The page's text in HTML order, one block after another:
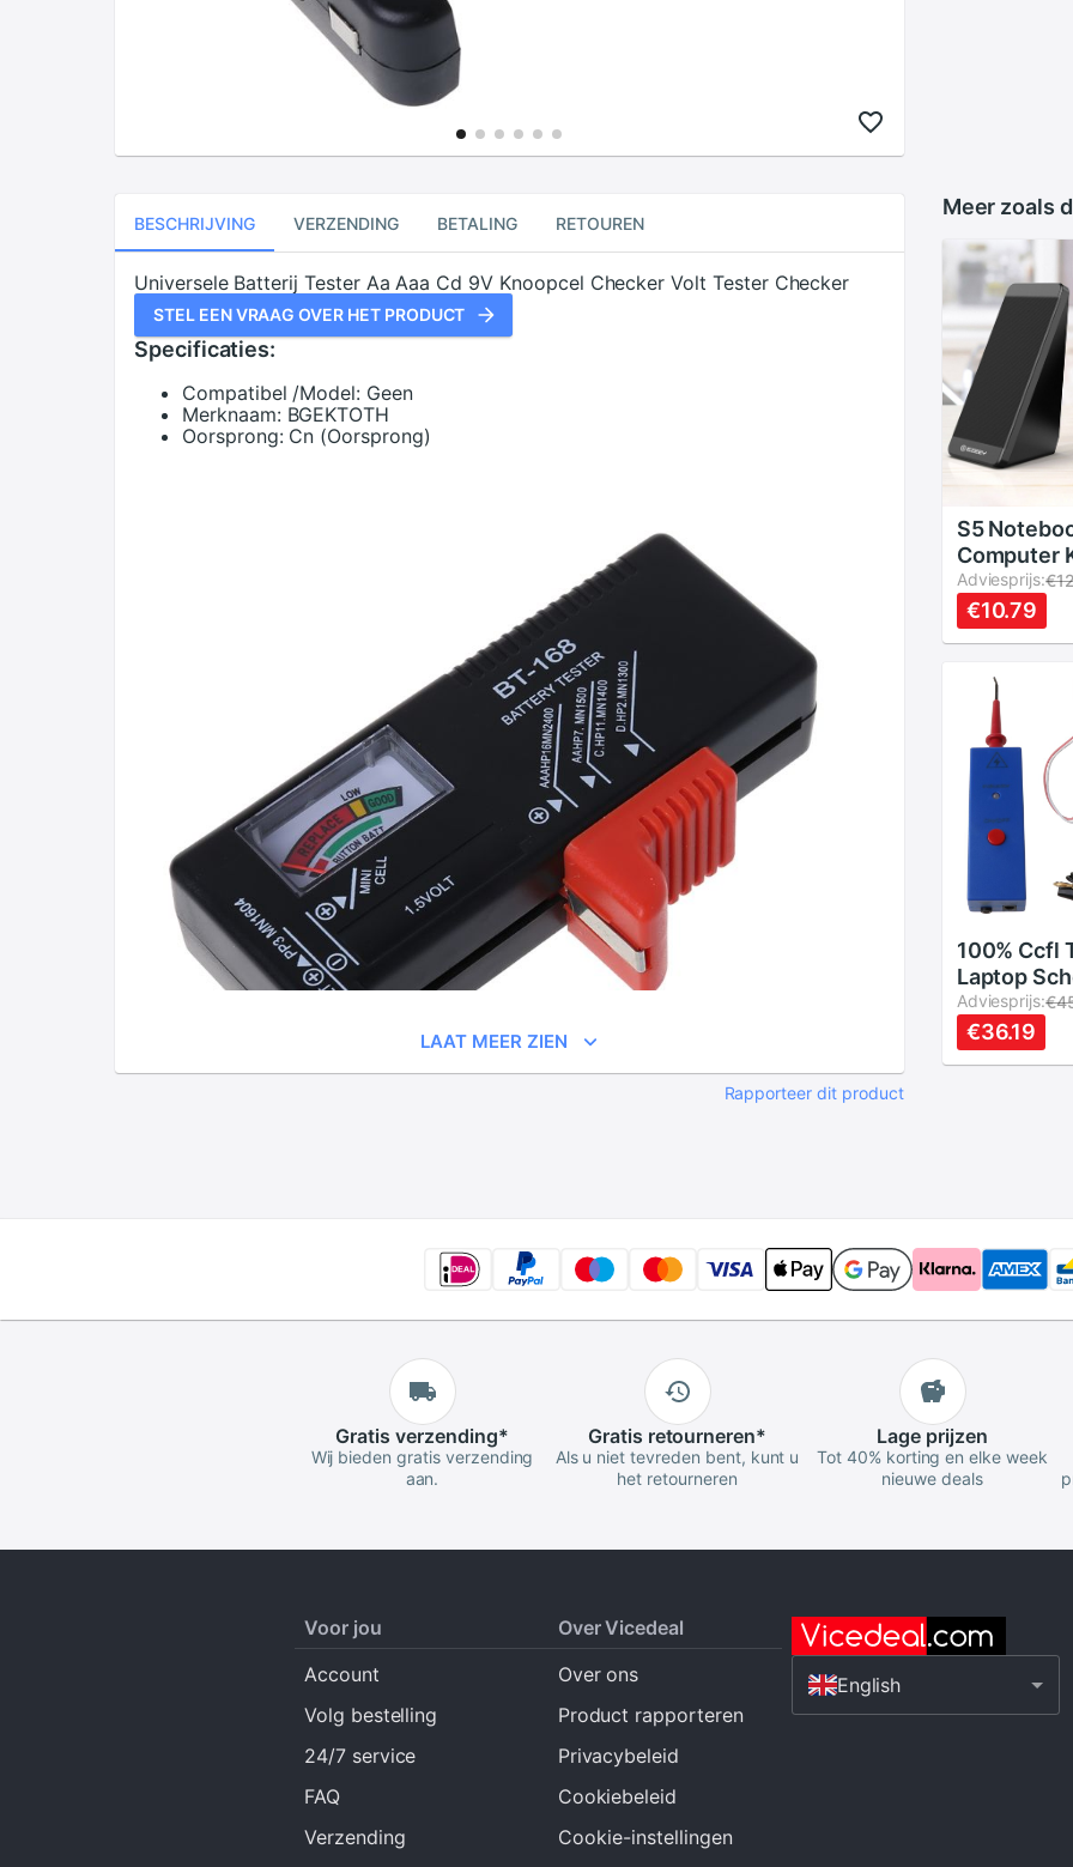
BESCHRIJVING VERZENDING BETALING RETOUREN
Universele Batterij Tester Aa Aaa Cd 9V Knoopcel Checker Volt Tester Checker
STEL EEN VRAAG OVER HET PRODUCT
Specificaties:
Compatibel /Model: Geen
Merknaam: BGEKTOTH
Oorsprong: Cn (Oorsprong)
LAAT MEER ZIEN
Rapporteer dit product
Meer zoals
S5
Computer
Volume
Adviesprijs:
€10.79
100% Ccfl
Laptop
Reparatie
Monitor
Lamp Test
Adviesprijs:
€36.19
Gratis verzending*
Wij bieden gratis verzending
aan.
Gratis retourneren*
Als u niet tevreden bent, kunt u
het retourneren
Lage prijzen
Tot 40% korting en elke week
nieuwe deals
Voor jou
Account
Volg bestelling
24/7 service
FAQ
Verzending
Over Vicedeal
Over ons
Product rapporteren
Privacybeleid
Cookiebeleid
Cookie-instellingen
English